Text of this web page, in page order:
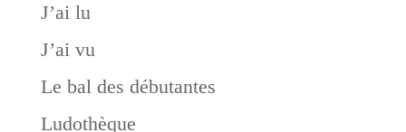
J’ai lu
J’ai vu
Le bal des débutantes
Ludothèque